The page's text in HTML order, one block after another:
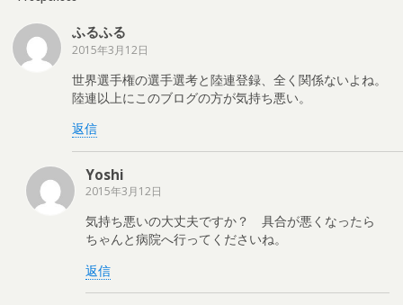
ふるふる
2015年3月12日
世界選手権の選手選考と陸連登録、全く関係ないよね。
陸連以上にこのブログの方が気持ち悪い。
返信
Yoshi
2015年3月12日
気持ち悪いの大丈夫ですか？ 具合が悪くなったら
ちゃんと病院へ行ってくださいね。
返信